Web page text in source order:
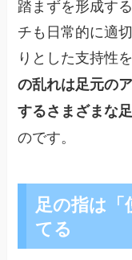
踏まずを形成す
チも日常的に適
りとした支持性
の乱れは足元の
するさまざまな
のです。
足の指は
てる